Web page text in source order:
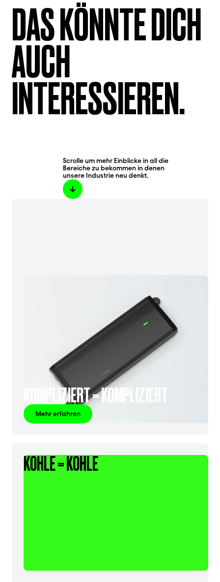
DAS KÖNNTE DICH
AUCH
INTERESSIEREN.
Scrolle um mehr Einblicke in all die
Bereiche zu bekommen in denen
unsere Industrie neu denkt.
KOMPLIZIERT = KOMPLIZIERT
Mehr erfahren
KOHLE = KOHLE